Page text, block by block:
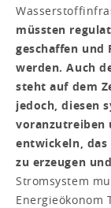
müssten
geschaffen
werden. Auch
steht auf dem
jedoch, diesen
voranzutreiben
entwickeln,
zu erzeugen
Stromsystem
Energieökonom